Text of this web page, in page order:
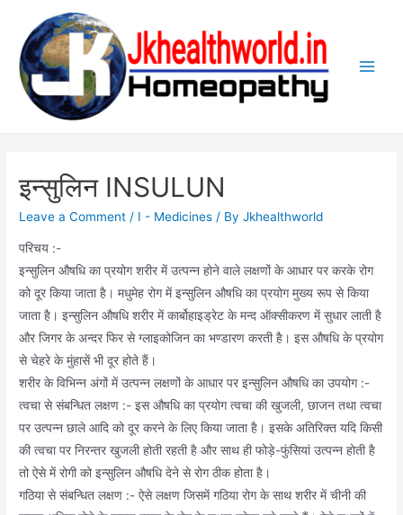
content
इन्सुलिन INSULUN
Leave a Comment / I - Medicines / ByJkhealthworld
परिचय :-
इन्सुलिन औषधि का प्रयोग शरीर में उत्पन्न होने वाले लक्षणों के आधार पर करके रोग
को दूर किया जाता है। मधुमेह रोग में इन्सुलिन औषधि का प्रयोग मुख्य रूप से किया
जाता है। इन्सुलिन औषधि शरीर में कार्बोहाइड्रेट के मन्द ऑक्सीकरण में सुधार लाती है
और जिगर के अन्दर फिर से ग्लाइकोजिन का भण्डारण करती है। इस औषधि के प्रयोग
से चेहरे के मुंहासें भी दूर होते हैं।
शरीर के विभिन्न अंगों में उत्पन्न लक्षणों के आधार पर इन्सुलिन औषधि का उपयोग :-
त्वचा से संबन्धित लक्षण :- इस औषधि का प्रयोग त्वचा की खुजली, छाजन तथा त्वचा
पर उत्पन्न छाले आदि को दूर करने के लिए किया जाता है। इसके अतिरिक्त यदि किसी
की त्वचा पर निरन्तर खुजली होती रहती है और साथ ही फोड़े-फुंसियां उत्पन्न होती है
तो ऐसे में रोगी को इन्सुलिन औषधि देने से रोग ठीक होता है।
गठिया से संबन्धित लक्षण :- ऐसे लक्षण जिसमें गठिया रोग के साथ शरीर में चीनी की